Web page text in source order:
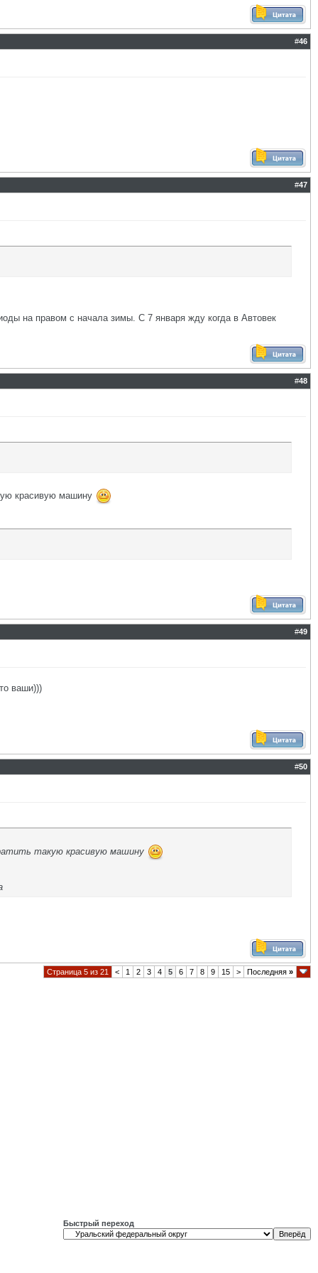
#46
#47
на правом с начала зимы. С 7 января жду когда в Автовек
#48
красивую машину
#49
ваши)))
#50
такую красивую машину
Страница 5 из 21 < 1 2 3 4 5 6 7 8 9 15 > Последняя »
Быстрый переход